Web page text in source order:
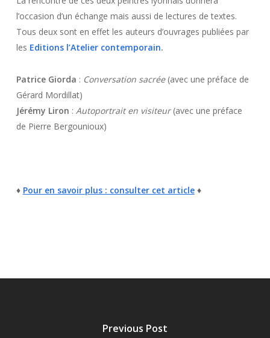
l’occasion d’un échange mais aussi de lectures de textes.
Tous deux sont en effet les auteurs d’ouvrages publiées par
les Editions l’Atelier contemporain.
Patrice Giorda : Conversation sacrée (avec une préface de
Gérard Mordillat)
Jérémy Liron : Autoportrait en visiteur(avec une préface
de Pierre Bergounioux)
♦ Pour en savoir plus : consulter cet article ♦
Previous Post